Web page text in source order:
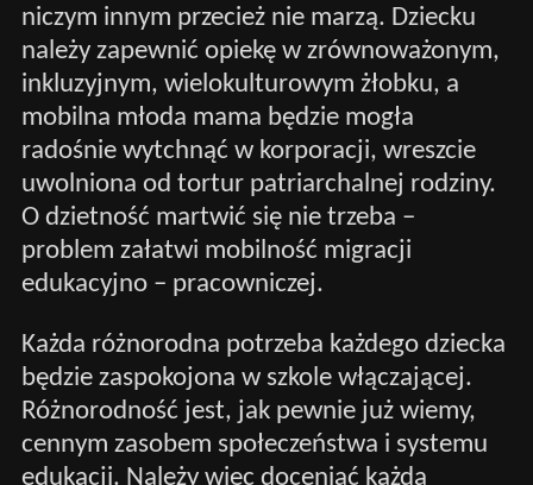
niczym innym przecież nie marzą. Dziecku
należy zapewnić opiekę w zrównoważonym,
inkluzyjnym, wielokulturowym żłobku, a
mobilna młoda mama będzie mogła
radośnie wytchnąć w korporacji, wreszcie
uwolniona od tortur patriarchalnej rodziny.
O dzietność martwić się nie trzeba –
problem załatwi mobilność migracji
edukacyjno – pracowniczej.
Każda różnorodna potrzeba każdego dziecka
będzie zaspokojona w szkole włączającej.
Różnorodność jest, jak pewnie już wiemy,
cennym zasobem społeczeństwa i systemu
edukacji. Należy więc doceniać każdą